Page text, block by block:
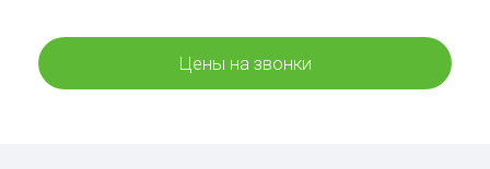
Цены на звонки